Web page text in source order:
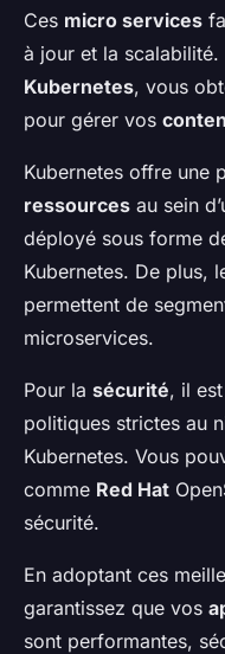
Ces micro services
à jour et la
Kubernetes, vous
pour gérer vos
Kubernetes offre une
ressources au sein
déployé sous forme
Kubernetes. De plus,
permettent de
microservices.
Pour la sécurité, il
politiques strictes au
Kubernetes. Vous
comme Red Hat
sécurité.
En adoptant ces
garantissez que vos
sont performantes,